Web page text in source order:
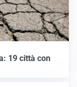
19 città con